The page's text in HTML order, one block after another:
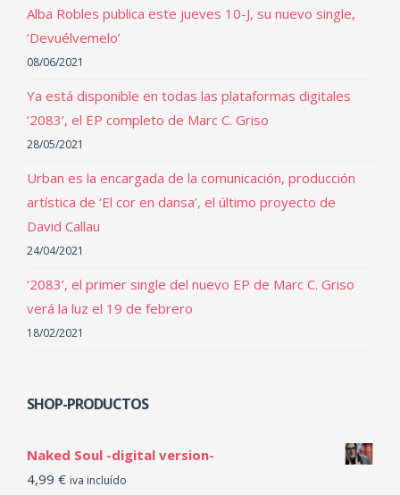
Alba Robles publica este jueves 10-J, su nuevo single,
‘Devuélvemelo’
08/06/2021
Ya está disponible en todas las plataformas digitales
‘2083’, el EP completo de Marc C. Griso
28/05/2021
Urban es la encargada de la comunicación, producción
artística de ‘El cor en dansa’, el último proyecto de
David Callau
24/04/2021
‘2083’, el primer single del nuevo EP de Marc C. Griso
verá la luz el 19 de febrero
18/02/2021
SHOP-PRODUCTOS
Naked Soul -digital version-
4,99 € iva incluído